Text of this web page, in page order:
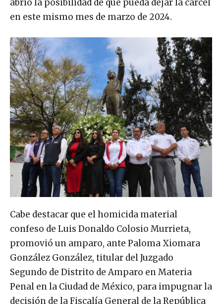
en este mismo mes de marzo de 2024.
Cabe destacar que el homicida material
confeso de Luis Donaldo Colosio Murrieta,
promovió un amparo, ante Paloma Xiomara
González González, titular del Juzgado
Segundo de Distrito de Amparo en Materia
Penal en la Ciudad de México, para impugnar la
decisión de la Fiscalía General de la República